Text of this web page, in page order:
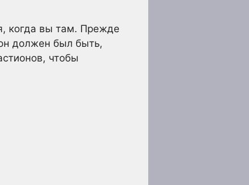
когда вы там. Прежде
должен был быть,
чтобы